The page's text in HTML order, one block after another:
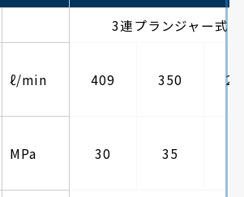
3連プランジャー式
ℓ/min 409 350
MPa 30 35